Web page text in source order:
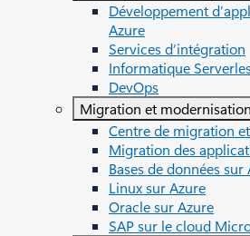
Développement
Azure
Services d’intégration
Informatique
DevOps
Migration et
Centre de migration
Migration des
Bases de données sur
Linux sur Azure
Oracle sur Azure
SAP sur le cloud